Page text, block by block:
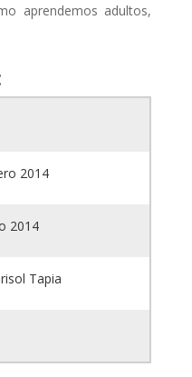
aprendemos adultos,
2014
2014
Tapia